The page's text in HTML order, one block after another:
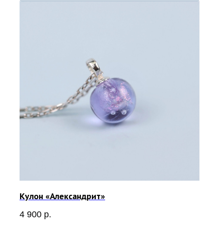
Кулон «Александрит»
4 900 р.